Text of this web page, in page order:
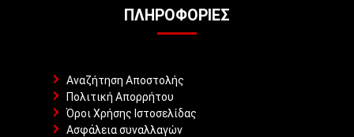
ΠΛΗΡΟΦΟΡΊΕΣ
Αναζήτηση Αποστολής
Πολιτική Απορρήτου
Όροι Χρήσης Ιστοσελίδας
Ασφάλεια συναλλαγών